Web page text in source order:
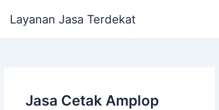
Layanan Jasa Terdekat
Jasa Cetak Amplop